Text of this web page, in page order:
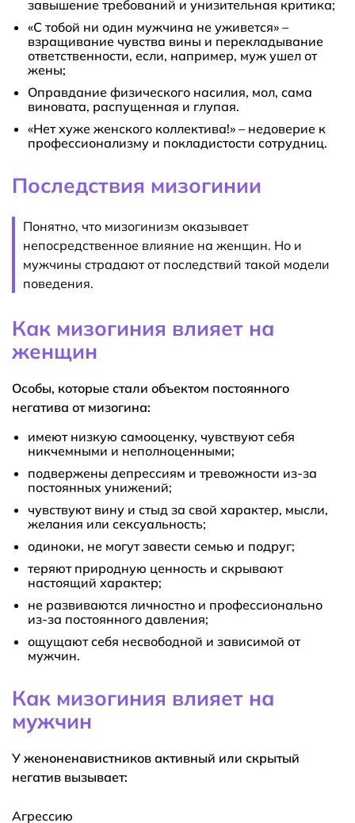
завышение требований и унизительная критика;
«С тобой ни один мужчина не уживется» –
взращивание чувства вины и перекладывание
ответственности, если, например, муж ушел от
жены;
Оправдание физического насилия, мол, сама
виновата, распущенная и глупая.
«Нет хуже женского коллектива!» – недоверие к
профессионализму и покладистости сотрудниц.
Последствия мизогинии
Понятно, что мизогинизм оказывает
непосредственное влияние на женщин. Но и
мужчины страдают от последствий такой модели
поведения.
Как мизогиния влияет на
женщин
Особы, которые стали объектом постоянного
негатива от мизогина:
имеют низкую самооценку, чувствуют себя
никчемными и неполноценными;
подвержены депрессиям и тревожности из-за
постоянных унижений;
чувствуют вину и стыд за свой характер, мысли,
желания или сексуальность;
одиноки, не могут завести семью и подруг;
теряют природную ценность и скрывают
настоящий характер;
не развиваются личностно и профессионально
из-за постоянного давления;
ощущают себя несвободной и зависимой от
мужчин.
Как мизогиния влияет на
мужчин
У женоненавистников активный или скрытый
негатив вызывает:
Агрессию